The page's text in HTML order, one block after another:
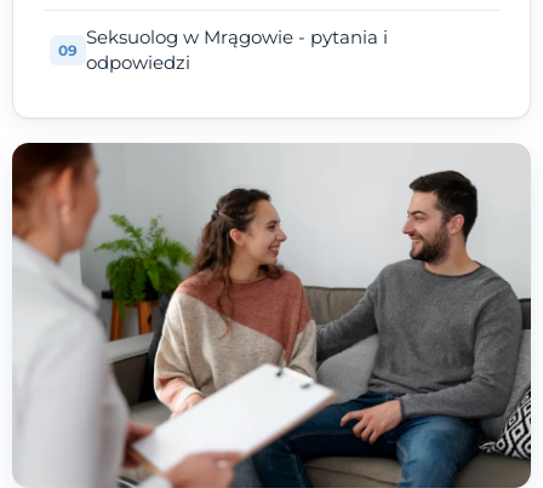
Seksuolog w Mrągowie - pytania i
odpowiedzi